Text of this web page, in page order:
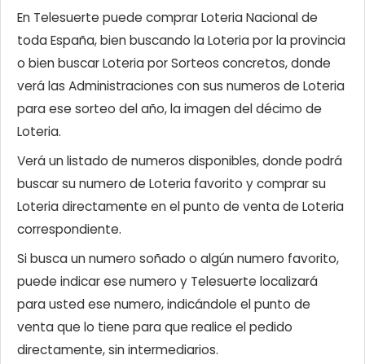
En Telesuerte puede comprar Loteria Nacional de
toda España, bien buscando la Loteria por la provincia
o bien buscar Loteria por Sorteos concretos, donde
verá las Administraciones con sus numeros de Loteria
para ese sorteo del año, la imagen del décimo de
Loteria.
Verá un listado de numeros disponibles, donde podrá
buscar su numero de Loteria favorito y comprar su
Loteria directamente en el punto de venta de Loteria
correspondiente.
Si busca un numero soñado o algún numero favorito,
puede indicar ese numero y Telesuerte localizará
para usted ese numero, indicándole el punto de
venta que lo tiene para que realice el pedido
directamente, sin intermediarios.